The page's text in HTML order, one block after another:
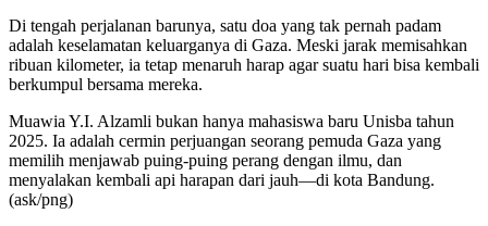
Di tengah perjalanan barunya, satu doa yang tak pernah padam
adalah keselamatan keluarganya di Gaza. Meski jarak memisahkan
ribuan kilometer, ia tetap menaruh harap agar suatu hari bisa kembali
berkumpul bersama mereka.
Muawia Y.I. Alzamli bukan hanya mahasiswa baru Unisba tahun
2025. Ia adalah cermin perjuangan seorang pemuda Gaza yang
memilih menjawab puing-puing perang dengan ilmu, dan
menyalakan kembali api harapan dari jauh—di kota Bandung.
(ask/png)